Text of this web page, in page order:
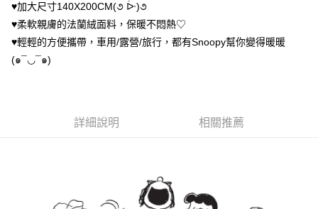
AFTEE先享後付是「在收到商品之後才付款」的支付方式。 讓您購物簡單
便利好安心！
１．簡單：不需註冊會員、不需綁卡、不需儲值。
２．便利：只要手機號碼，簡訊認證，即可結帳。
３．安心：先確認商品／服務後，再付款。
２．訂單成立數日內，您將收到繳費通知簡訊。
購買商品的店家。未經商家同意取消之訂單仍視為有效，需透過AFTEE先享
※ 交易是否成功請以「AFTEE先享後付 」之結帳頁面顯示為準，若有關於
ATM付款
運送方式
全家取貨付款
每筆NT$70，滿NT$699(含以上)免運費
每筆NT$70，滿NT$899(含以上)免運費
付款後7-11取貨
♥︎加大尺寸140X200CM(૭ ᐕ)૭
♥︎柔軟親膚的法蘭絨面料，保暖不悶熱♡
♥︎輕輕的方便攜帶，車用/露營/旅行，都有Snoopy幫你變得暖暖
(๑¯◡¯๑)
詳細說明 相關推薦